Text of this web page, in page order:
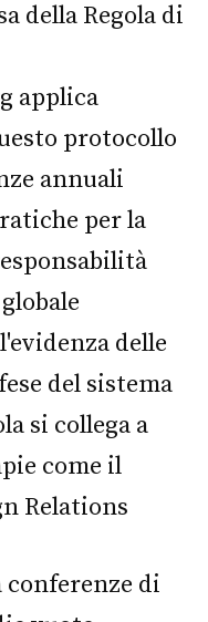
della Regola di
applica
protocollo
annuali
per la
delle
del sistema
si collega a
come il
Relations